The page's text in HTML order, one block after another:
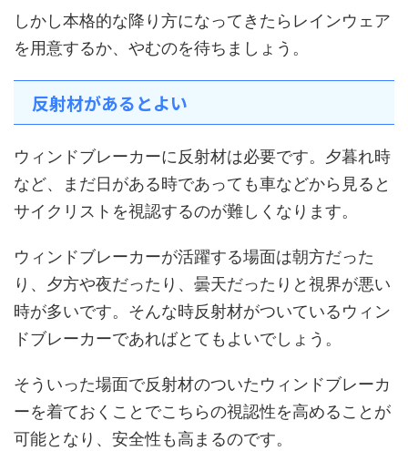
しかし本格的な降り方になってきたらレインウェア
を用意するか、やむのを待ちましょう。
反射材があるとよい
ウィンドブレーカーに反射材は必要です。夕暮れ時
など、まだ日がある時であっても車などから見ると
サイクリストを視認するのが難しくなります。
ウィンドブレーカーが活躍する場面は朝方だった
り、夕方や夜だったり、曇天だったりと視界が悪い
時が多いです。そんな時反射材がついているウィン
ドブレーカーであればとてもよいでしょう。
そういった場面で反射材のついたウィンドブレーカ
ーを着ておくことでこちらの視認性を高めることが
可能となり、安全性も高まるのです。